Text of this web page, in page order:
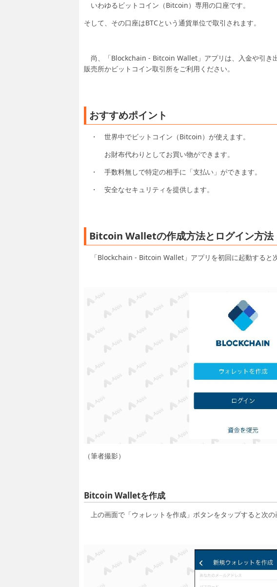
いわゆるビットコイン（Bitcoin）専用の口座です。
そして、その口座はBTCという通貨単位で取引されます。
尚、「Blockchain - Bitcoin Wallet」アプリは、入金や引き
販売所かビットコイン取引所をご利用ください。
おすすめポイント
・ 世界中でビットコイン（Bitcoin）が使えます。
お財布代わりとしてお買い物ができます。
・ 手数料無しで特定の相手に「支払い」ができます。
・ 安全なセキュリティを提供します。
Bitcoin Walletの作成方法とログイン方法
「Blockchain - Bitcoin Wallet」アプリを初回に起動すると
（筆者撮影）
Bitcoin Walletを作成
上の画面で「ウォレットを作成」ボタンをタップすると次の